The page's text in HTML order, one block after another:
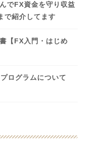
でFX資金を守り収益
で紹介してます
【FX入門・はじめ
ログラムについて